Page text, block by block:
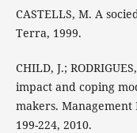
CASTELLS, M. A
Terra, 1999.
CHILD, J.;
impact and coping
makers. Management
199-224, 2010.